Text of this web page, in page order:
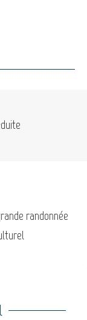
randonnée